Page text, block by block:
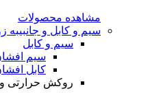
مشاهده محصولات
سیم و کابل و جانبیبه
سیم و کابل
سیم
کابل
روکش حرارتی